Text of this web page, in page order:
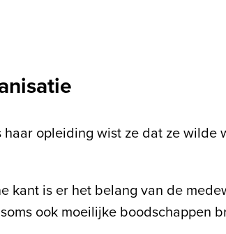
opleiding wist ze dat ze
kant is er het belang van de
ook moeilijke boodschappen